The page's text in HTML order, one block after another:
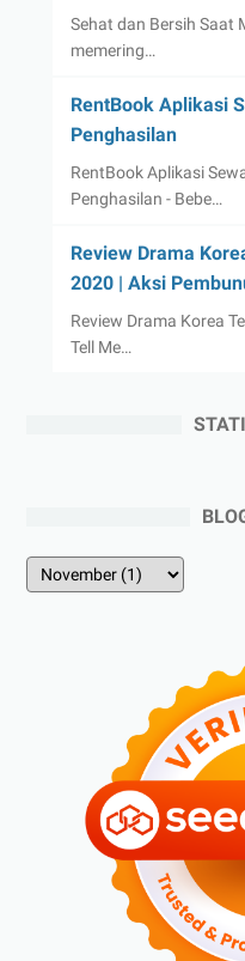
Sehat dan Bersih Saat
memering…
RentBook Aplikasi
Penghasilan
RentBook Aplikasi
Penghasilan - Bebe…
Review Drama
2020 | Aksi
Review Drama Korea
Tell Me…